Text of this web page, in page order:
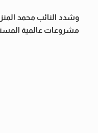
وشدد النائب محمد
مشروعات عالمية